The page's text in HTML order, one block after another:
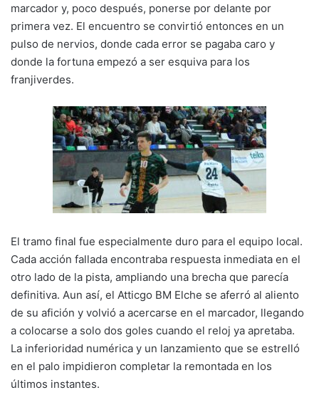
marcador y, poco después, ponerse por delante por
primera vez. El encuentro se convirtió entonces en un
pulso de nervios, donde cada error se pagaba caro y
donde la fortuna empezó a ser esquiva para los
franjiverdes.
El tramo final fue especialmente duro para el equipo local.
Cada acción fallada encontraba respuesta inmediata en el
otro lado de la pista, ampliando una brecha que parecía
definitiva. Aun así, el Atticgo BM Elche se aferró al aliento
de su afición y volvió a acercarse en el marcador, llegando
a colocarse a solo dos goles cuando el reloj ya apretaba.
La inferioridad numérica y un lanzamiento que se estrelló
en el palo impidieron completar la remontada en los
últimos instantes.